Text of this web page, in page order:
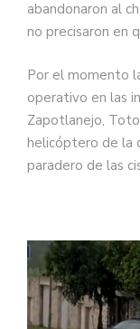
abandonaron al
no precisaron en
Por el momento
operativo en las
Zapotlanejo,
helicóptero de la
paradero de las